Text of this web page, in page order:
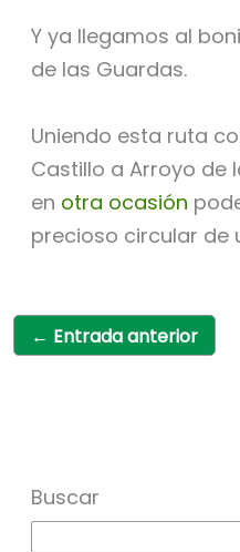
Y ya llegamos al
de las Guardas.
Uniendo esta ruta
Castillo a Arroyo de
en otra ocasión
precioso circular de
← Entrada anterior
Buscar